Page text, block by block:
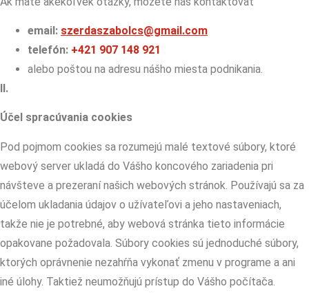
email: szerdaszabolcs@gmail.com
telefón: +421 907 148 921
alebo poštou na adresu nášho miesta podnikania.
II.
Účel spracúvania cookies
Pod pojmom cookies sa rozumejú malé textové súbory, ktoré
webový server ukladá do Vášho koncového zariadenia pri
návšteve a prezeraní našich webových stránok. Používajú sa za
účelom ukladania údajov o užívateľovi a jeho nastaveniach,
takže nie je potrebné, aby webová stránka tieto informácie
opakovane požadovala. Súbory cookies sú jednoduché súbory,
ktorých oprávnenie nezahŕňa vykonať zmenu v programe a ani
iné úlohy. Taktiež neumožňujú prístup do Vášho počítača.